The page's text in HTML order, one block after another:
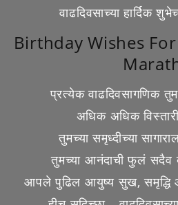
वाढदिवसाच्या हार्दिक
Birthday Wishes
प्रत्येक वाढदिवसागणिक
अधिक अधिक
तुमच्या समृध्दीच्या
तुमच्या आनंदाची फुलं सदैव
आपले पुढिल आयुष्य सुख, समृद्धि